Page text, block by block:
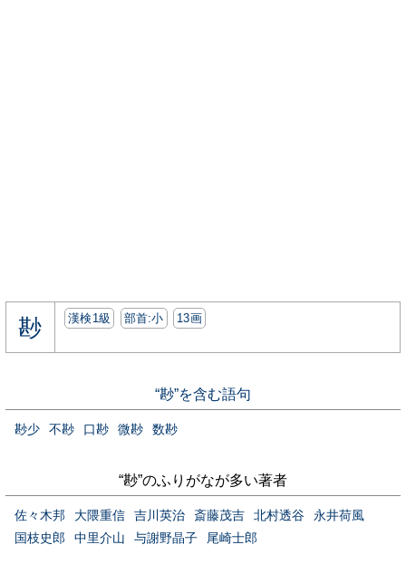
尠 漢検1級 部首:⼩ 13画
“尠”を含む語句
尠少 不尠 口尠 微尠 数尠
“尠”のふりがなが多い著者
佐々木邦 大隈重信 吉川英治 斎藤茂吉 北村透谷
永井荷風
国枝史郎
中里介山 与謝野晶子 尾崎士郎